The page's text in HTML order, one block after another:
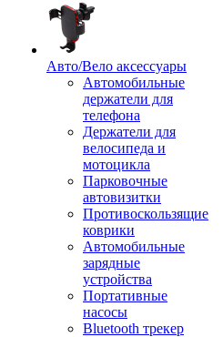
Авто/Вело аксессуары
Автомобильные
держатели для
телефона
Держатели для
велосипеда и
мотоцикла
Парковочные
автовизитки
Противоскользящие
коврики
Автомобильные
зарядные
устройства
Портативные
насосы
Bluetooth трекер